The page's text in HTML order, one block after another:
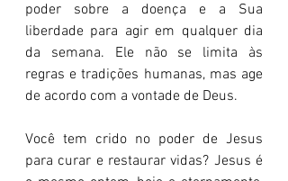
poder sobre a doença e a Sua
liberdade para agir em qualquer dia
da semana. Ele não se limita às
regras e tradições humanas, mas age
de acordo com a vontade de Deus.
Você tem crido no poder de Jesus
para curar e restaurar vidas? Jesus é